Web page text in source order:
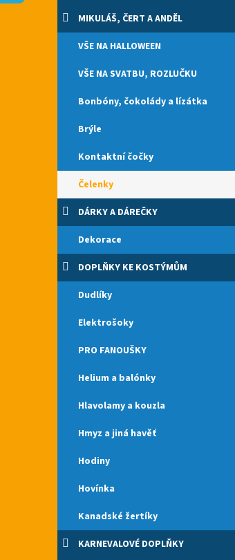
e
l
MIKULÁŠ, ČERT A ANDĚL
VŠE NA HALLOWEEN
VŠE NA SVATBU, ROZLUČKU
Bonbóny, čokolády a lízátka
Brýle
Kontaktní čočky
Čelenky
DÁRKY A DÁREČKY
Dekorace
DOPLŇKY KE KOSTÝMŮM
Dudlíky
Elektrošoky
PRO FANOUŠKY
Helium a balónky
Hlavolamy a kouzla
Hmyz a jiná havěť
Hodiny
Hovínka
Kanadské žertíky
KARNEVALOVÉ DOPLŇKY